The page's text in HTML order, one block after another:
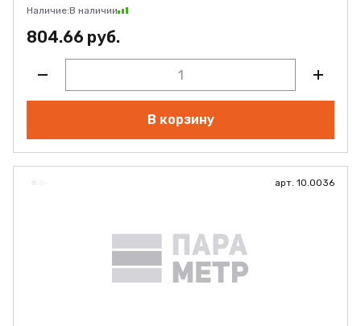
Наличие:В наличии
804.66 руб.
В корзину
арт. 10.0036